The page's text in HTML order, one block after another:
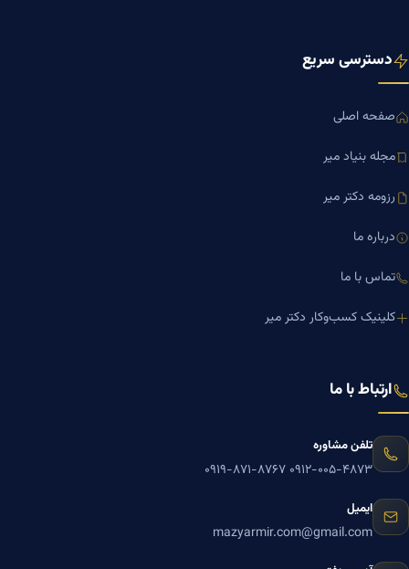
دسترسی سریع
صفحه اصلی
مجله بنیاد میر
رزومه دکتر میر
درباره ما
تماس با ما
کلینیک کسب‌وکار دکتر میر
ارتباط با ما
تلفن مشاوره
۰۹۱۲-۰۰۵-۴۸۷۳ ۰۹۱۹-۸۷۱-۸۷۶۷
ایمیل
mazyarmir.com@gmail.com